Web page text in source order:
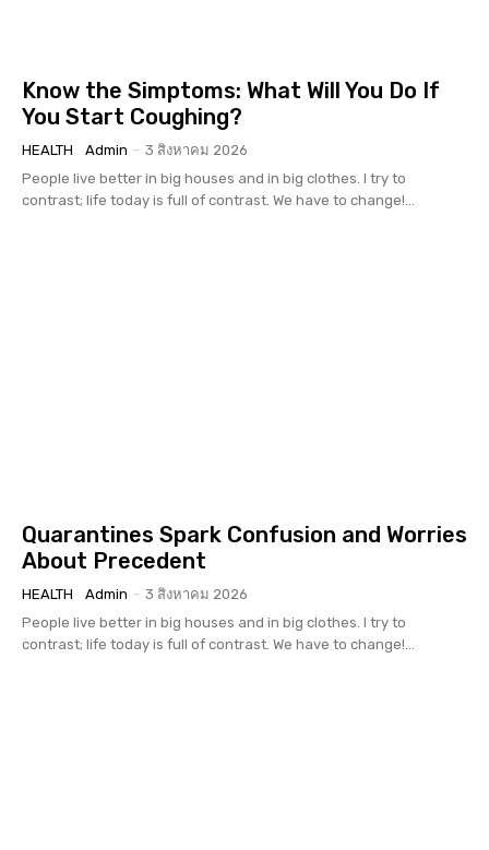
Know the Simptoms: What Will You Do If
You Start Coughing?
HEALTH Admin - 3 สิงหาคม 2026
People live better in big houses and in big clothes. I try to
contrast; life today is full of contrast. We have to change!...
Quarantines Spark Confusion and Worries
About Precedent
HEALTH Admin - 3 สิงหาคม 2026
People live better in big houses and in big clothes. I try to
contrast; life today is full of contrast. We have to change!...